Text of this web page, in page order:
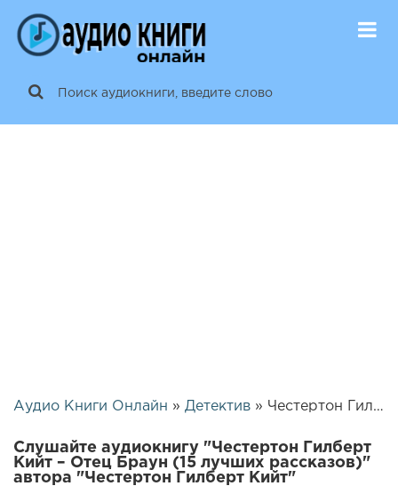
Аудио Книги Онлайн » Детектив » Честертон Гилберт Кийт – Отец Браун (15 лучших рассказов) | 26088
Слушайте аудиокнигу "Честертон Гилберт
Кийт – Отец Браун (15 лучших рассказов)"
автора "Честертон Гилберт Кийт"